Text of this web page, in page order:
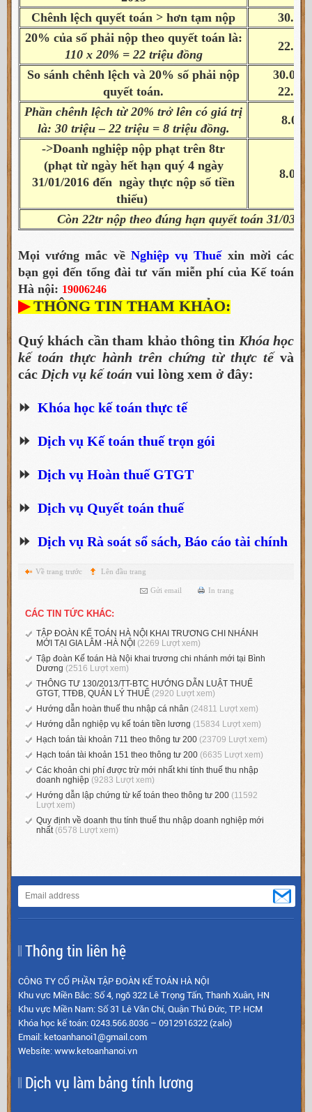
Chênh lệch quyết toán > hơn tạm nộp
20% của số phải nộp theo quyết toán là:
110 x 20% = 22 triệu đồng
So sánh chênh lệch và 20% số phải nộp
quyết toán.
Phần chênh lệch từ 20% trở lên có giá trị
là: 30 triệu – 22 triệu = 8 triệu đồng.
->Doanh nghiệp nộp phạt trên 8tr
(phạt từ ngày hết hạn quý 4 ngày
31/01/2016 đến ngày thực nộp số tiền
thiếu)
Còn 22tr nộp theo đúng hạn quyết toán 31/03/
Mọi vướng mắc về Nghiệp vụ Thuếxin mời các
bạn gọi đến tổng đài tư vấn miễn phí của Kế toán
Hà nội: 19006246
▶ THÔNG TIN THAM KHẢO:
Quý khách cần tham khảo thông tin Khóa học
kế toán thực hành trên chứng từ thực tếvà
các Dịch vụ kế toán vui lòng xem ở đây:
⏩ Khóa học kế toán thực tế
⏩ Dịch vụ Kế toán thuế trọn gói
⏩ Dịch vụ Hoàn thuế GTGT
⏩ Dịch vụ Quyết toán thuế
⏩ Dịch vụ Rà soát sổ sách, Báo cáo tài chính
Về trang trước Lên đầu trang
Gửi email In trang
CÁC TIN TỨC KHÁC:
TẬP ĐOÀN KẾ TOÁN HÀ NỘI KHAI TRƯƠNG CHI NHÁNH
MỚI TẠI GIA LÂM -HÀ NỘI (2269 Lượt xem)
Tập đoàn Kế toán Hà Nội khai trương chi nhánh mới tại Bình
Dương (2516 Lượt xem)
THÔNG TƯ 130/2013/TT-BTC HƯỚNG DẪN LUẬT THUẾ
GTGT, TTĐB, QUẢN LÝ THUẾ (2920 Lượt xem)
Hướng dẫn hoàn thuế thu nhập cá nhân (24811 Lượt xem)
Hướng dẫn nghiệp vụ kế toán tiền lương (15834 Lượt xem)
Hạch toán tài khoản 711 theo thông tư 200 (23709 Lượt xem)
Hạch toán tài khoản 151 theo thông tư 200 (6635 Lượt xem)
Các khoản chi phí được trừ mới nhất khi tính thuế thu nhập
doanh nghiệp (9283 Lượt xem)
Hướng dẫn lập chứng từ kế toán theo thông tư 200 (11592
Lượt xem)
Quy định về doanh thu tính thuế thu nhập doanh nghiệp mới
nhất (6578 Lượt xem)
Thông tin liên hệ
CÔNG TY CỔ PHẦN TẬP ĐOÀN KẾ TOÁN HÀ NỘI
Khu vực Miền Bắc: Số 4, ngõ 322 Lê Trọng Tấn, Thanh Xuân, HN
Khu vực Miền Nam: Số 31 Lê Văn Chí, Quận Thủ Đức, TP. HCM
Khóa học kế toán: 0243.566.8036 – 0912916322 (zalo)
Email: ketoanhanoi1@gmail.com
Website: www.ketoanhanoi.vn
Dịch vụ làm bảng tính lương